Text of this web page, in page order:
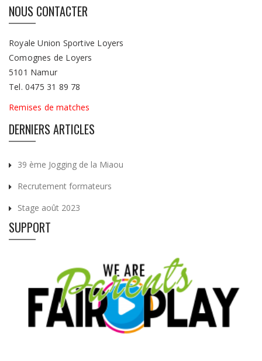
NOUS CONTACTER
Royale Union Sportive Loyers
Comognes de Loyers
5101 Namur
Tel. 0475 31 89 78
Remises de matches
DERNIERS ARTICLES
39 ème Jogging de la Miaou
Recrutement formateurs
Stage août 2023
SUPPORT